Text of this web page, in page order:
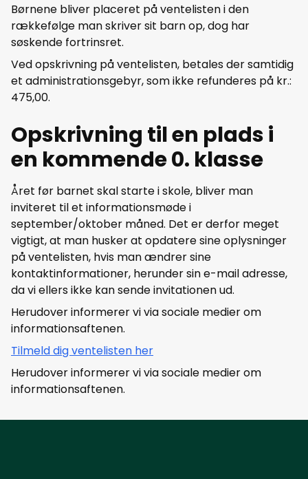
Børnene bliver placeret på ventelisten i den
rækkefølge man skriver sit barn op, dog har
søskende fortrinsret.
Ved opskrivning på ventelisten, betales der samtidig
et administrationsgebyr, som ikke refunderes på kr.:
475,00.
Opskrivning til en plads i
en kommende 0. klasse
Året før barnet skal starte i skole, bliver man
inviteret til et informationsmøde i
september/oktober måned. Det er derfor meget
vigtigt, at man husker at opdatere sine oplysninger
på ventelisten, hvis man ændrer sine
kontaktinformationer, herunder sin e-mail adresse,
da vi ellers ikke kan sende invitationen ud.
Herudover informerer vi via sociale medier om
informationsaftenen.
Tilmeld dig ventelisten her
Herudover informerer vi via sociale medier om
informationsaftenen.